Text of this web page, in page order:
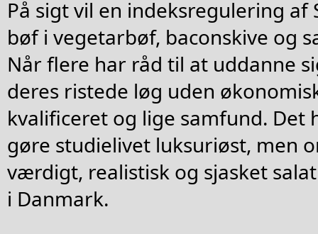
På sigt vil en indeksregulering af
bøf i vegetarbøf, baconskive og
Når flere har råd til at uddanne
deres ristede løg uden
kvalificeret og lige samfund. Det
gøre studielivet luksuriøst, men
værdigt, realistisk og sjasket
i Danmark.